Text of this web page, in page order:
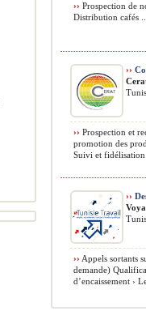
›› Prospection de
Distribution cafés
››
›› Prospection et
promotion des
Suivi et
››
›› Appels sortants
demande)
d’encaissement ›